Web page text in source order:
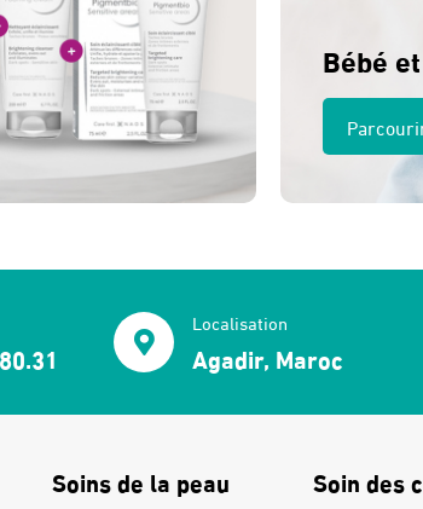
Bébé
Localisation
Agadir, Maroc
Soins de la peau Soin des